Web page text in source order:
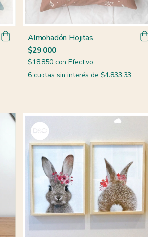
Almohadón Hojitas
$29.000
$18.850 con Efectivo
6 cuotas sin interés de $4.833,33